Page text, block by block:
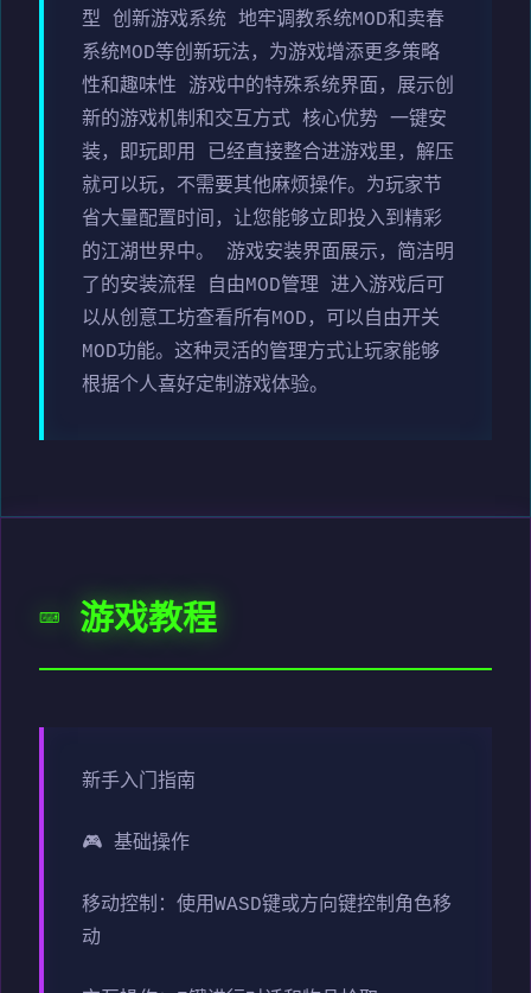
型 创新游戏系统 地牢调教系统MOD和卖春
系统MOD等创新玩法，为游戏增添更多策略
性和趣味性 游戏中的特殊系统界面，展示创
新的游戏机制和交互方式 核心优势 一键安
装，即玩即用 已经直接整合进游戏里，解压
就可以玩，不需要其他麻烦操作。为玩家节
省大量配置时间，让您能够立即投入到精彩
的江湖世界中。 游戏安装界面展示，简洁明
了的安装流程 自由MOD管理 进入游戏后可
以从创意工坊查看所有MOD，可以自由开关
MOD功能。这种灵活的管理方式让玩家能够
根据个人喜好定制游戏体验。
⌨️ 游戏教程
新手入门指南
🎮 基础操作
移动控制：使用WASD键或方向键控制角色移
动